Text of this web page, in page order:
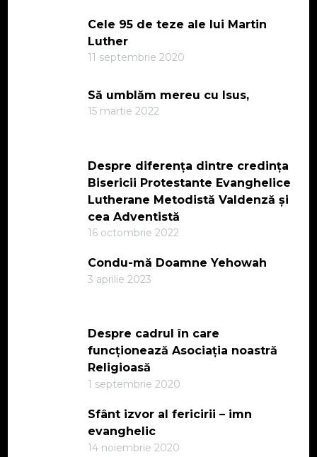
Cele 95 de teze ale lui Martin
Luther
11 septembrie 2020
Să umblăm mereu cu Isus,
15 martie 2022
Despre diferența dintre credința
Bisericii Protestante Evanghelice
Lutherane Metodistă Valdenză și
cea Adventistă
16 octombrie 2022
Condu-mă Doamne Yehowah
3 aprilie 2023
Despre cadrul în care
funcționează Asociația noastră
Religioasă
1 septembrie 2020
Sfânt izvor al fericirii – imn
evanghelic
14 noiembrie 2020